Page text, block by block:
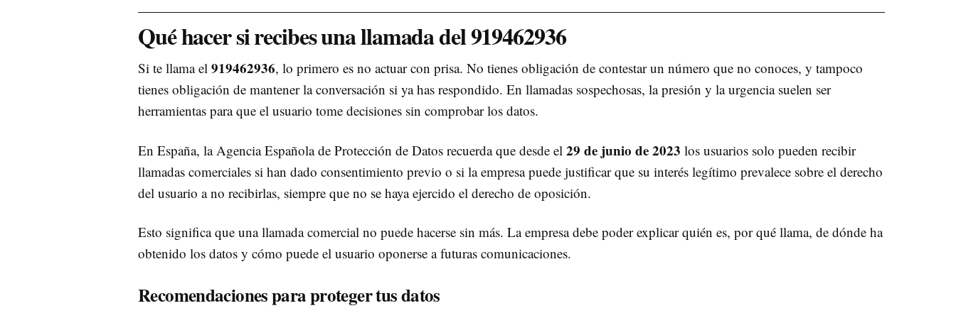
Qué hacer si recibes una llamada del 919462936
Si te llama el 919462936, lo primero es no actuar con prisa. No tienes obligación de contestar un número que no conoces, y tampoco
tienes obligación de mantener la conversación si ya has respondido. En llamadas sospechosas, la presión y la urgencia suelen ser
herramientas para que el usuario tome decisiones sin comprobar los datos.
En España, la Agencia Española de Protección de Datos recuerda que desde el 29 de junio de 2023 los usuarios solo pueden recibir
llamadas comerciales si han dado consentimiento previo o si la empresa puede justificar que su interés legítimo prevalece sobre el derecho
del usuario a no recibirlas, siempre que no se haya ejercido el derecho de oposición.
Esto significa que una llamada comercial no puede hacerse sin más. La empresa debe poder explicar quién es, por qué llama, de dónde ha
obtenido los datos y cómo puede el usuario oponerse a futuras comunicaciones.
Recomendaciones para proteger tus datos